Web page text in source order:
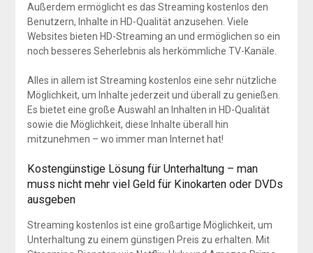
Außerdem ermöglicht es das Streaming kostenlos den
Benutzern, Inhalte in HD-Qualität anzusehen. Viele
Websites bieten HD-Streaming an und ermöglichen so ein
noch besseres Seherlebnis als herkömmliche TV-Kanäle.
Alles in allem ist Streaming kostenlos eine sehr nützliche
Möglichkeit, um Inhalte jederzeit und überall zu genießen.
Es bietet eine große Auswahl an Inhalten in HD-Qualität
sowie die Möglichkeit, diese Inhalte überall hin
mitzunehmen – wo immer man Internet hat!
Kostengünstige Lösung für Unterhaltung – man
muss nicht mehr viel Geld für Kinokarten oder DVDs
ausgeben
Streaming kostenlos ist eine großartige Möglichkeit, um
Unterhaltung zu einem günstigen Preis zu erhalten. Mit